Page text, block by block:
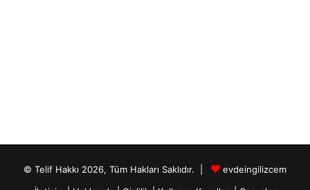
© Telif Hakkı 2026, Tüm Hakları Saklıdır. |
evdeingilizcem